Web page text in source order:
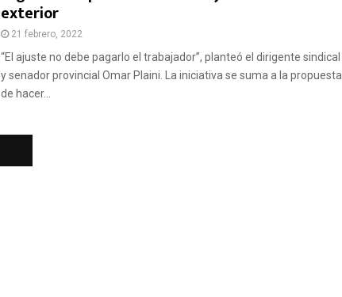
exterior
21 febrero, 2022
“El ajuste no debe pagarlo el trabajador”, planteó el dirigente sindical
y senador provincial Omar Plaini. La iniciativa se suma a la propuesta
de hacer...